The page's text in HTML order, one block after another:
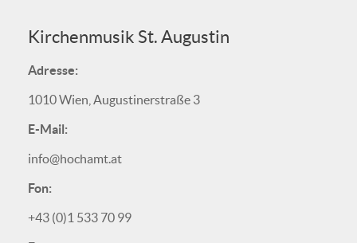
Kirchenmusik St. Augustin
Adresse:
1010 Wien, Augustinerstraße 3
E-Mail:
info@hochamt.at
Fon:
+43 (0)1 533 70 99